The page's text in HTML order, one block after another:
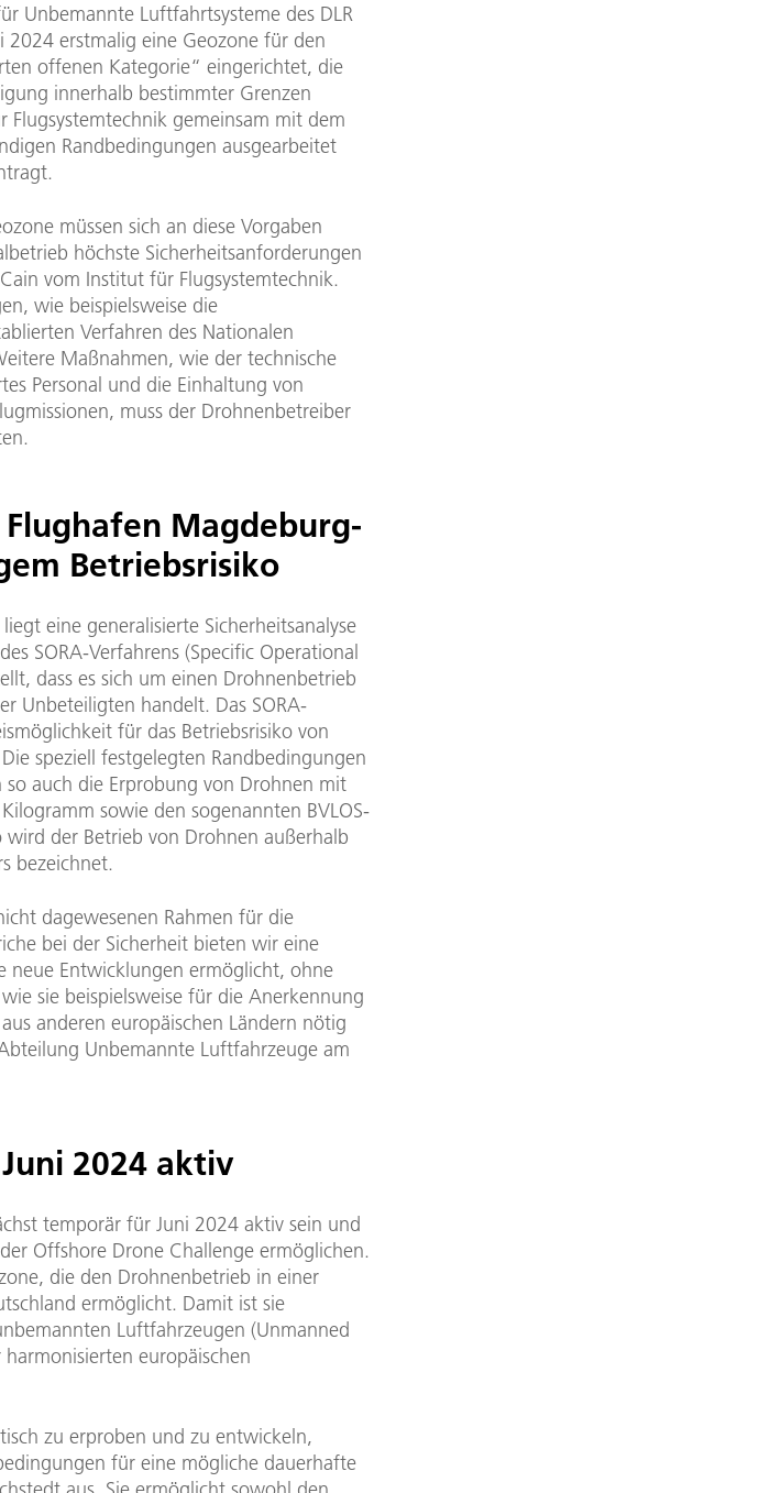
Unbemannte Luftfahrtsysteme des DLR
erstmalig eine Geozone für den
offenen Kategorie“ eingerichtet, die
innerhalb bestimmter Grenzen
gemeinsam mit dem
Randbedingungen ausgearbeitet
müssen sich an diese Vorgaben
höchste Sicherheitsanforderungen
vom Institut für Flugsystemtechnik.
wie beispielsweise die
Verfahren des Nationalen
Maßnahmen, wie der technische
Personal und die Einhaltung von
muss der Drohnenbetreiber
Magdeburg-
Betriebsrisiko
eine generalisierte Sicherheitsanalyse
SORA-Verfahrens (Specific Operational
dass es sich um einen Drohnenbetrieb
Unbeteiligten handelt. Das SORA-
für das Betriebsrisiko von
speziell festgelegten Randbedingungen
auch die Erprobung von Drohnen mit
sowie den sogenannten BVLOS-
wird der Betrieb von Drohnen außerhalb
bezeichnet.
dagewesenen Rahmen für die
bei der Sicherheit bieten wir eine
neue Entwicklungen ermöglicht, ohne
sie beispielsweise für die Anerkennung
anderen europäischen Ländern nötig
Unbemannte Luftfahrzeuge am
2024 aktiv
temporär für Juni 2024 aktiv sein und
Offshore Drone Challenge ermöglichen.
die den Drohnenbetrieb in einer
ermöglicht. Damit ist sie
Luftfahrzeugen (Unmanned
europäischen
zu erproben und zu entwickeln,
für eine mögliche dauerhafte